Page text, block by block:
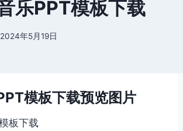
乐PPT模板下载
2024年5月19日
模板下载预览图片
板下载